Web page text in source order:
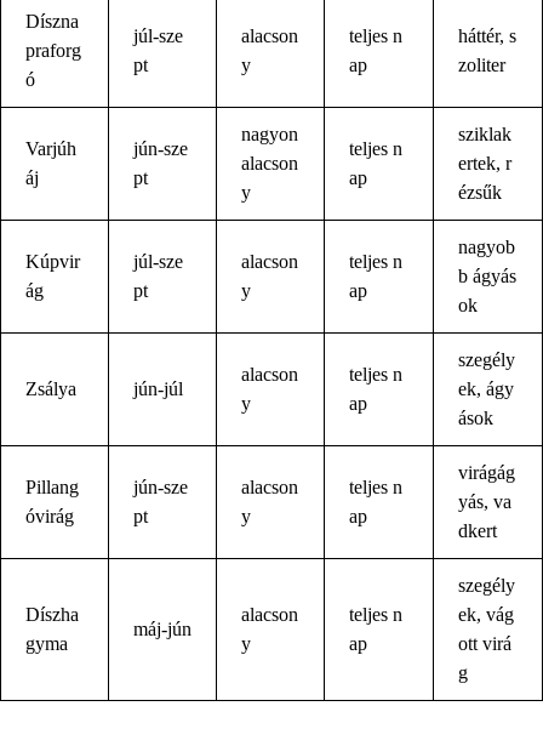
Díszna
praforg
ó
júl-sze
pt
alacson
y
teljes n
ap
háttér, s
zoliter
Varjúh
áj
jún-sze
pt
nagyon
alacson
y
teljes n
ap
sziklak
ertek, r
ézsűk
Kúpvir
ág
júl-sze
pt
alacson
y
teljes n
ap
nagyob
b ágyás
ok
Zsálya jún-júl
alacson
y
teljes n
ap
szegély
ek, ágy
ások
Pillang
óvirág
jún-sze
pt
alacson
y
teljes n
ap
virágág
yás, va
dkert
Díszha
gyma
máj-jún
alacson
y
teljes n
ap
szegély
ek, vág
ott virá
g